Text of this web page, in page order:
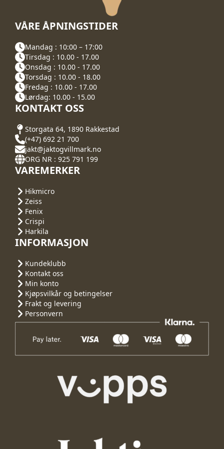
VÅRE ÅPNINGSTIDER
Mandag : 10:00 – 17:00
Tirsdag : 10.00 - 17.00
Onsdag : 10.00 - 17.00
Torsdag : 10.00 - 18.00
Fredag : 10.00 - 17.00
Lørdag: 10.00 - 15.00
KONTAKT OSS
Storgata 64, 1890 Rakkestad
(+47) 692 21 700
jakt@jaktogvillmark.no
ORG NR : 925 791 199
VAREMERKER
Hikmicro
Zeiss
Fenix
Crispi
Harkila
INFORMASJON
Kundeklubb
Kontakt oss
Min konto
Kjøpsvilkår og betingelser
Frakt og levering
Personvern